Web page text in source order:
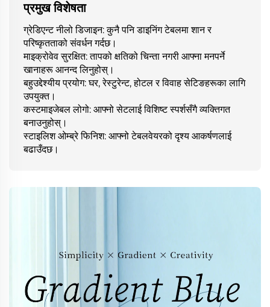
प्रमुख विशेषता
ग्रेडिएन्ट नीलो डिजाइन: कुनै पनि डाइनिंग टेबलमा शान र
परिष्कृतताको संवर्धन गर्दछ।
माइक्रोवेव सुरक्षित: तापको क्षतिको चिन्ता नगरी आफ्ना मनपर्ने
खानाहरू आनन्द लिनुहोस्।
बहुउद्देश्यीय प्रयोग: घर, रेस्टुरेन्ट, होटल र विवाह सेटिङहरूका लागि
उपयुक्त।
कस्टमाइजेबल लोगो: आफ्नो सेटलाई विशिष्ट स्पर्शसँगै व्यक्तिगत
बनाउनुहोस्।
स्टाइलिश ओम्ब्रे फिनिश: आफ्नो टेबलवेयरको दृश्य आकर्षणलाई
बढाउँदछ।